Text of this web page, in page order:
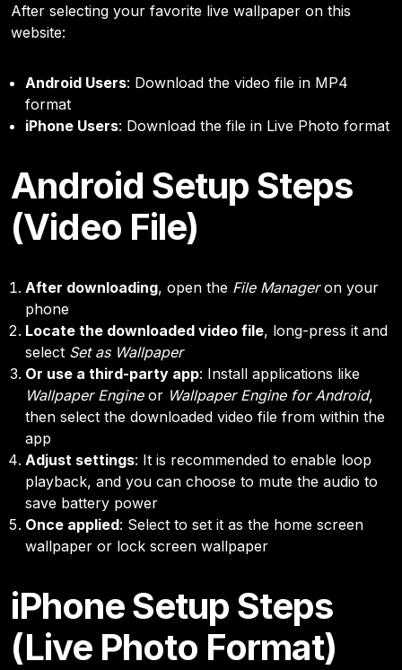
After selecting your favorite live wallpaper on this
website:
Android Users: Download the video file in MP4
format
iPhone Users: Download the file in Live Photo format
Android Setup Steps
(Video File)
After downloading, open the File Manageron your
phone
Locate the downloaded video file, long-press it and
select Set as Wallpaper
Or use a third-party app: Install applications like
Wallpaper Engineor Wallpaper Engine for Android,
then select the downloaded video file from within the
app
Adjust settings: It is recommended to enable loop
playback, and you can choose to mute the audio to
save battery power
Once applied: Select to set it as the home screen
wallpaper or lock screen wallpaper
iPhone Setup Steps
(Live Photo Format)